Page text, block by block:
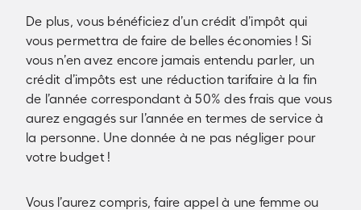
De plus, vous bénéficiez d’un crédit d’impôt qui
vous permettra de faire de belles économies ! Si
vous n’en avez encore jamais entendu parler, un
crédit d’impôts est une réduction tarifaire à la fin
de l’année correspondant à 50% des frais que vous
aurez engagés sur l’année en termes de service à
la personne. Une donnée à ne pas négliger pour
votre budget !
Vous l’aurez compris, faire appel à une femme ou